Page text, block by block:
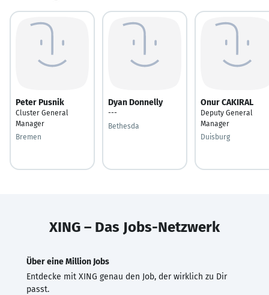
Peter Pusnik
Cluster General
Manager
Bremen
Dyan Donnelly
---
Bethesda
Onur CAKIRAL
Deputy General
Manager
Duisburg
XING – Das Jobs-Netzwerk
Über eine Million Jobs
Entdecke mit XING genau den Job, der wirklich zu Dir
passt.